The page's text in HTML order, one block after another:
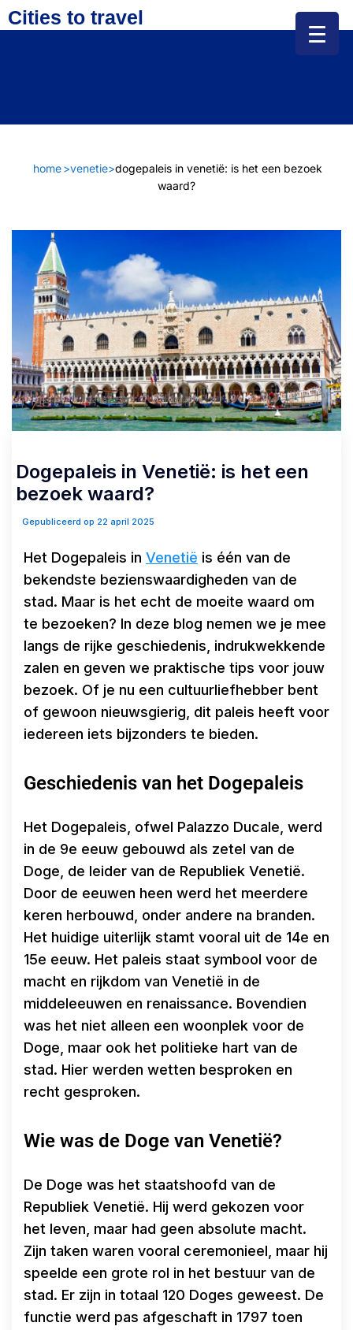
Cities to travel
home >venetie>dogepaleis in venetië: is het een bezoek
waard?
Dogepaleis in Venetië: is het een
bezoek waard?
Gepubliceerd op 22 april 2025
Het Dogepaleis in Venetië is één van de
bekendste bezienswaardigheden van de
stad. Maar is het echt de moeite waard om
te bezoeken? In deze blog nemen we je mee
langs de rijke geschiedenis, indrukwekkende
zalen en geven we praktische tips voor jouw
bezoek. Of je nu een cultuurliefhebber bent
of gewoon nieuwsgierig, dit paleis heeft voor
iedereen iets bijzonders te bieden.
Geschiedenis van het Dogepaleis
Het Dogepaleis, ofwel Palazzo Ducale, werd
in de 9e eeuw gebouwd als zetel van de
Doge, de leider van de Republiek Venetië.
Door de eeuwen heen werd het meerdere
keren herbouwd, onder andere na branden.
Het huidige uiterlijk stamt vooral uit de 14e en
15e eeuw. Het paleis staat symbool voor de
macht en rijkdom van Venetië in de
middeleeuwen en renaissance. Bovendien
was het niet alleen een woonplek voor de
Doge, maar ook het politieke hart van de
stad. Hier werden wetten besproken en
recht gesproken.
Wie was de Doge van Venetië?
De Doge was het staatshoofd van de
Republiek Venetië. Hij werd gekozen voor
het leven, maar had geen absolute macht.
Zijn taken waren vooral ceremonieel, maar hij
speelde een grote rol in het bestuur van de
stad. Er zijn in totaal 120 Doges geweest. De
functie werd pas afgeschaft in 1797 toen